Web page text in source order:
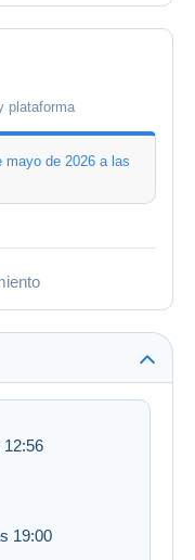
plataforma
mayo de 2026 a las
12:56
19:00